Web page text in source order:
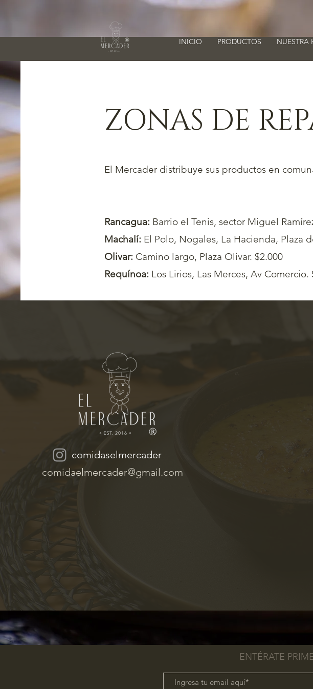
INICIO PRODUCTOS NUESTRA
ZONAS DE
El Mercader distribuye sus productos en
Rancagua: Barrio el Tenis, sector Miguel
Machalí: El Polo, Nogales, La Hacienda, Plaza
Olivar: Camino largo, Plaza Olivar. $2.000
Requínoa: Los Lirios, Las Merces, Av Comercio.
comidaelmercader@gmail.com
comidaselmercader
ENTÉRATE